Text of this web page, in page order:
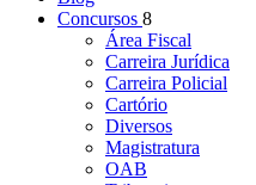
Concursos 8
Área Fiscal
Carreira Jurídica
Carreira Policial
Cartório
Diversos
Magistratura
OAB